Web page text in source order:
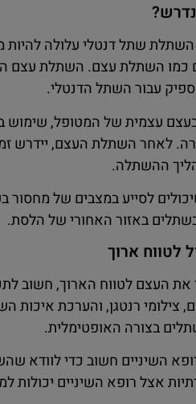
שתל דנטלי עלולה
כמו השתלת עצם. השתלת
עבור השתל הדנטלי.
עצמית של המטופל,
לאחר השתלת העצם, יידרש
ההשתלה.
לסייע במצבים של מחסור
באזור האחורי של הלסת.
לטווח ארוך
העצם לטווח הארוך, חשוב
צילומי רנטגן, והערכת איכות
בצורה האופטימלית.
השיניים חשוב כדי לוודא
אצל רופא השיניים יכולות